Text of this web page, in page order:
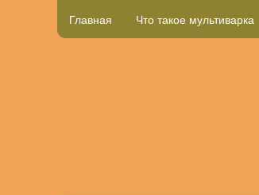
Главная Что такое мультиварка